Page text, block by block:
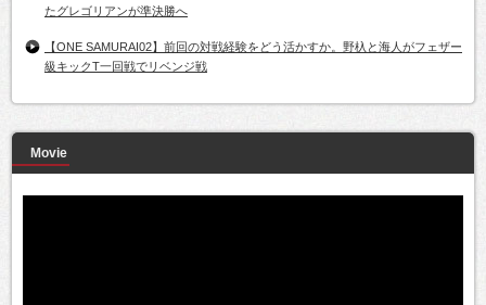
たグレゴリアンが準決勝へ
【ONE SAMURAI02】前回の対戦経験をどう活かすか。野杁と海人がフェザー
級キックT一回戦でリベンジ戦
Movie